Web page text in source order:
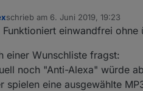
schrieb am 6. Juni 2019, 19:23
zuletzt editiert von
Funktioniert einwandfrei
einer Wunschliste fragst:
noch "Anti-Alexa" würde
spielen eine ausgewählte